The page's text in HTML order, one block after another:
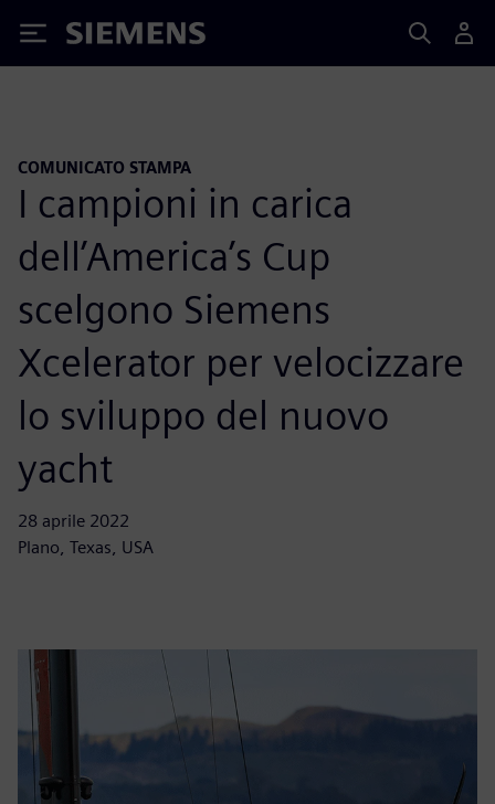
Siemens
COMUNICATO STAMPA
I campioni in carica
dell’America’s Cup
scelgono Siemens
Xcelerator per velocizzare
lo sviluppo del nuovo
yacht
28 aprile 2022
Plano, Texas, USA